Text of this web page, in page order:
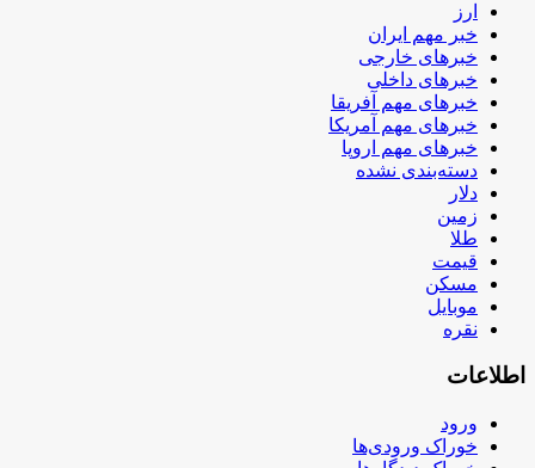
ارز
خبر مهم ایران
خبرهای خارجی
خبرهای داخلی
خبرهای مهم آفریقا
خبرهای مهم آمریکا
خبرهای مهم اروپا
دسته‌بندی نشده
دلار
زمین
طلا
قیمت
مسکن
موبایل
نقره
اطلاعات
ورود
خوراک ورودی‌ها